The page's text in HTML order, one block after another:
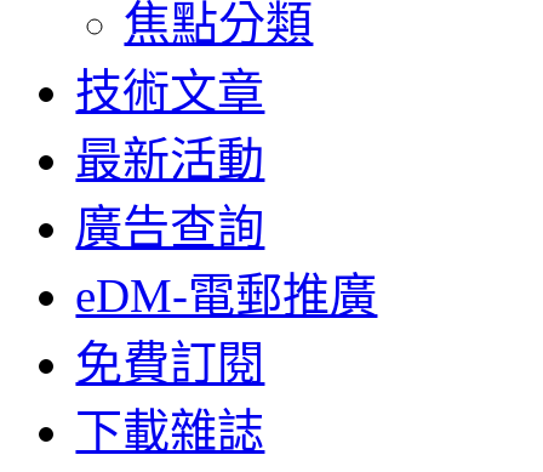
焦點分類
技術文章
最新活動
廣告查詢
eDM-電郵推廣
免費訂閱
下載雜誌